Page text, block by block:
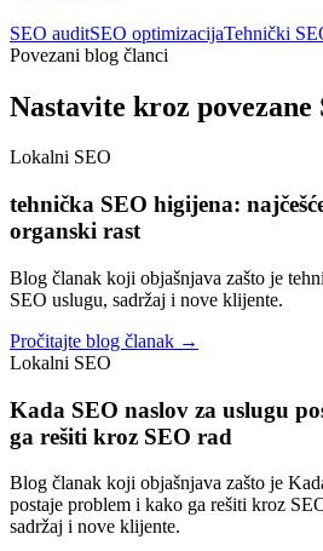
SEO auditSEO optimizacijaTehnički
Povezani blog članci
Nastavite kroz povezane
Lokalni SEO
tehnička SEO higijena:
organski rast
Blog članak koji objašnjava zašto je
SEO uslugu, sadržaj i nove klijente.
Pročitajte blog članak →
Lokalni SEO
Kada SEO naslov za uslugu
ga rešiti kroz SEO rad
Blog članak koji objašnjava zašto je
postaje problem i kako ga rešiti kroz
sadržaj i nove klijente.